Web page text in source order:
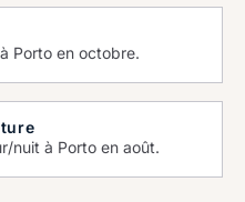
Porto en octobre.
nuit à Porto en août.